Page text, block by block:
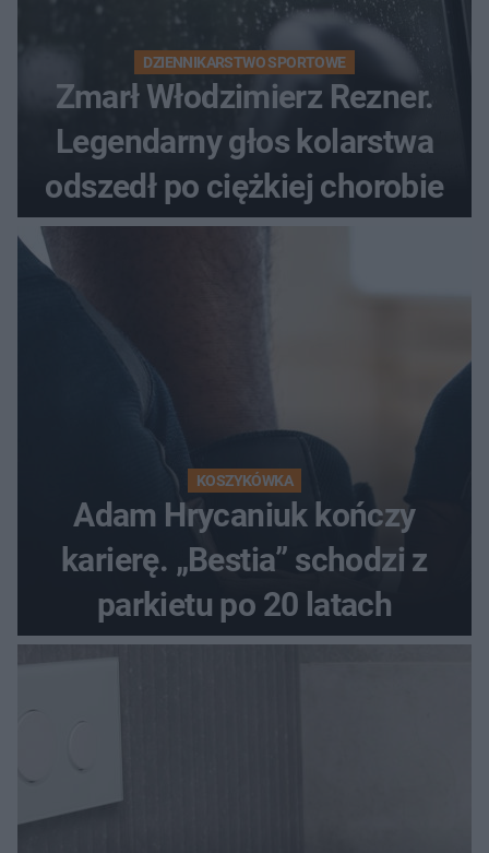
DZIENNIKARSTWO SPORTOWE
Zmarł Włodzimierz Rezner.
Legendarny głos kolarstwa
odszedł po ciężkiej chorobie
KOSZYKÓWKA
Adam Hrycaniuk kończy
karierę. „Bestia” schodzi z
parkietu po 20 latach